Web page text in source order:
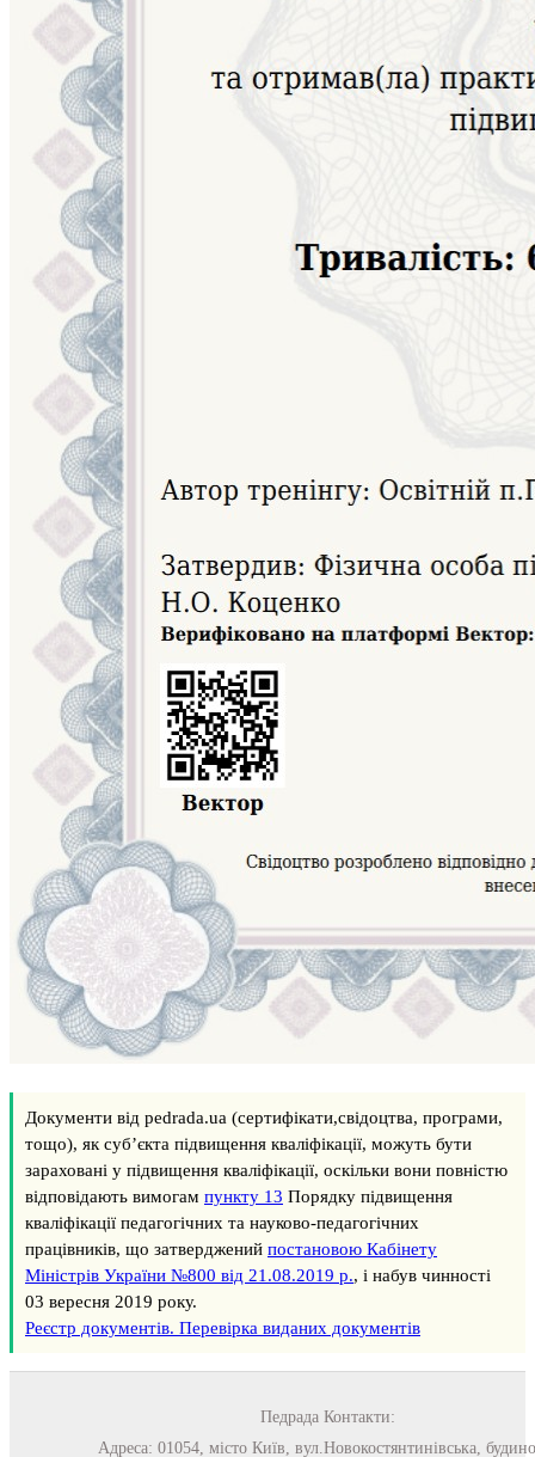
Документи від pedrada.ua (сертифікати,свідоцтва, програми,
тощо), як суб’єкта підвищення кваліфікації, можуть бути
зараховані у підвищення кваліфікації, оскільки вони повністю
відповідають вимогам пункту 13 Порядку підвищення
кваліфікації педагогічних та науково-педагогічних
працівників, що затверджений постановою Кабінету
Міністрів України №800 від 21.08.2019 р., і набув чинності
03 вересня 2019 року.
Реєстр документів. Перевірка виданих документів
ПедрадаКонтакти:
Адреса: 01054, місто Київ вул.Новокостянтинівська,